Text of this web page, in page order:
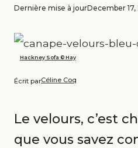
Dernière mise à jourDecember 17,
Hackney Sofa © Hay
Écrit parCéline Coq
Le velours, c’est
que vous savez